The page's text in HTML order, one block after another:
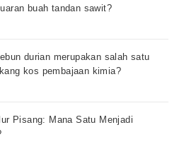
buah tandan sawit?
durian merupakan salah satu
kos pembajaan kimia?
Pisang: Mana Satu Menjadi